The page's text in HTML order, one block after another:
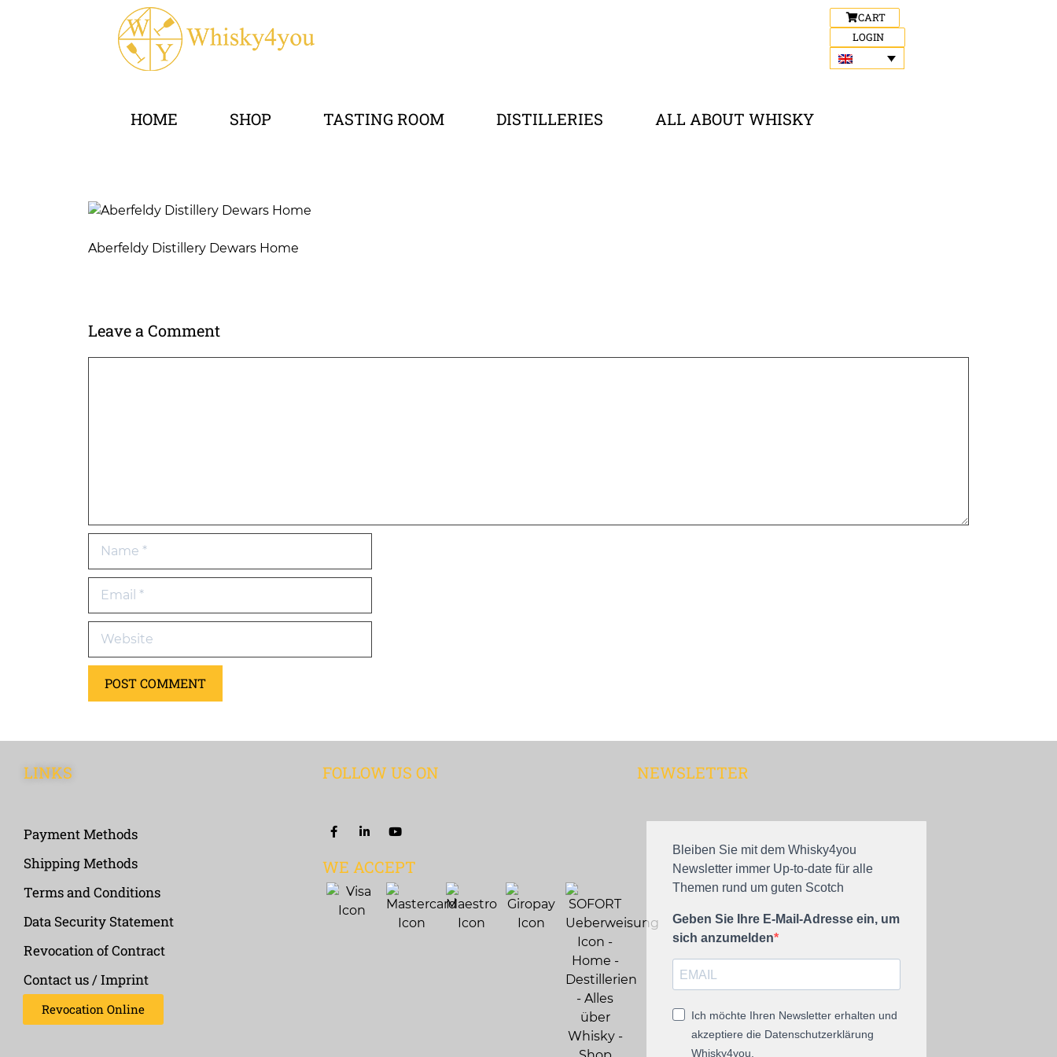
CART
LOGIN
HOME SHOP TASTING ROOM DISTILLERIES ALL ABOUT WHISKY
Aberfeldy Distillery Dewars Home
Leave a Comment
LINKS
Payment Methods
Shipping Methods
Terms and Conditions
Data Security Statement
Revocation of Contract
Contact us / Imprint
Revocation Online
FOLLOW US ON
WE ACCEPT
NEWSLETTER
Bleiben Sie mit dem Whisky4you
Newsletter immer Up-to-date für alle
Themen rund um guten Scotch
Geben Sie Ihre E-Mail-Adresse ein, um
sich anzumelden
Ich möchte Ihren Newsletter erhalten und
akzeptiere die Datenschutzerklärung
Whisky4you.